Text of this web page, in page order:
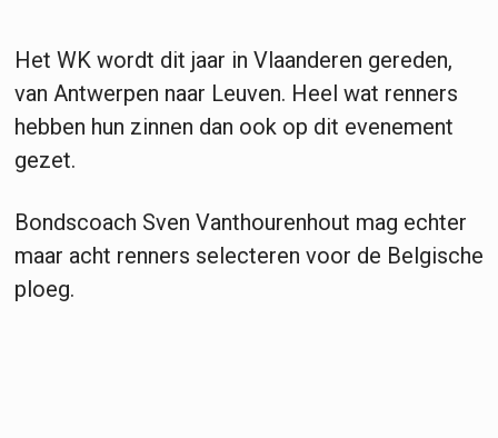
Het WK wordt dit jaar in Vlaanderen gereden,
van Antwerpen naar Leuven. Heel wat renners
hebben hun zinnen dan ook op dit evenement
gezet.
Bondscoach Sven Vanthourenhout mag echter
maar acht renners selecteren voor de Belgische
ploeg.